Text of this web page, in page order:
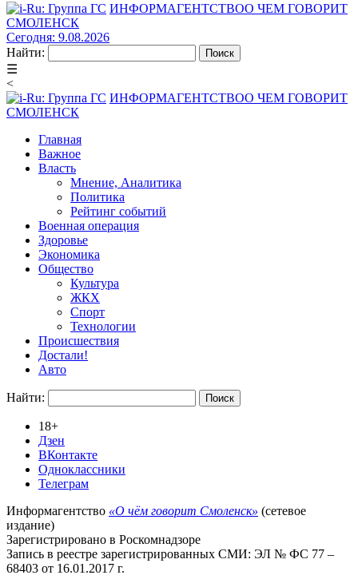
ИНФОРМАГЕНТСТВОО ЧЕМ ГОВОРИТ
СМОЛЕНСК
Сегодня: 9.08.2026
Найти:
☰
<
ИНФОРМАГЕНТСТВОО ЧЕМ ГОВОРИТ
СМОЛЕНСК
Главная
Важное
Власть
Мнение, Аналитика
Политика
Рейтинг событий
Военная операция
Здоровье
Экономика
Общество
Культура
ЖКХ
Спорт
Технологии
Происшествия
Достали!
Авто
Найти:
18+
Дзен
ВКонтакте
Одноклассники
Телеграм
Информагентство «О чём говорит Смоленск» (сетевое
издание)
Зарегистрировано в Роскомнадзоре
Запись в реестре зарегистрированных СМИ: ЭЛ № ФС 77 –
68403 от 16.01.2017 г.